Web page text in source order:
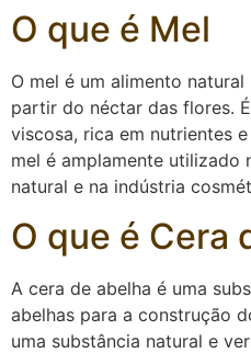
O que é Mel
O mel é um alimento
partir do néctar das flores.
viscosa, rica em nutrientes
mel é amplamente utilizado
natural e na indústria
O que é Cera
A cera de abelha é uma
abelhas para a construção
uma substância natural e